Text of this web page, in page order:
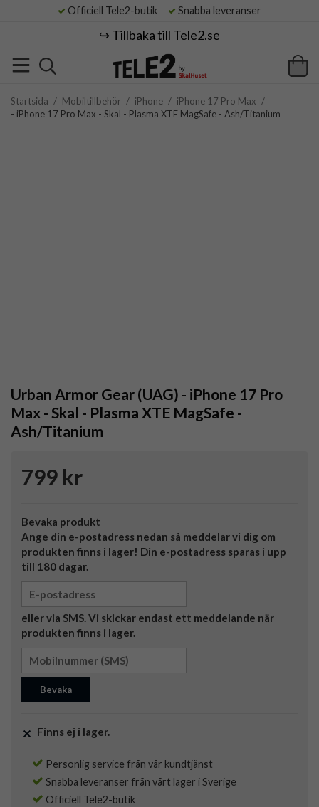
Officiell Tele2-butik Snabba leveranser
↪️ Tillbaka till Tele2.se
Startsida / Mobiltillbehör / iPhone / iPhone 17 Pro Max /
- iPhone 17 Pro Max - Skal - Plasma XTE MagSafe - Ash/Titanium
Urban Armor Gear (UAG) - iPhone 17 Pro
Max - Skal - Plasma XTE MagSafe -
Ash/Titanium
799 kr
Bevaka produkt
Ange din e-postadress nedan så meddelar vi dig om
produkten finns i lager! Din e-postadress sparas i upp
till 180 dagar.
eller via SMS. Vi skickar endast ett meddelande när
produkten finns i lager.
Bevaka
Finns ej i lager.
Personlig service från vår kundtjänst
Snabba leveranser från vårt lager i Sverige
Officiell Tele2-butik